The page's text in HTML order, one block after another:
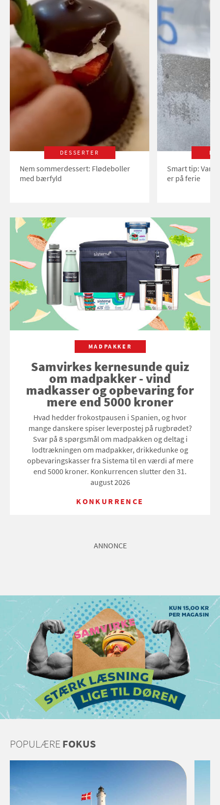
DESSERTER
Nem sommerdessert: Flødeboller
med bærfyld
Smart tip:
er på ferie
MADPAKKER
Samvirkes kernesunde quiz
om madpakker - vind
madkasser og opbevaring for
mere end 5000 kroner
Hvad hedder frokostpausen i Spanien, og hvor
mange danskere spiser leverpostej på rugbrødet?
Svar på 8 spørgsmål om madpakken og deltag i
lodtrækningen om madpakker, drikkedunke og
opbevaringskasser fra Sistema til en værdi af mere
end 5000 kroner. Konkurrencen slutter den 31.
august 2026
KONKURRENCE
ANNONCE
POPULÆREFOKUS